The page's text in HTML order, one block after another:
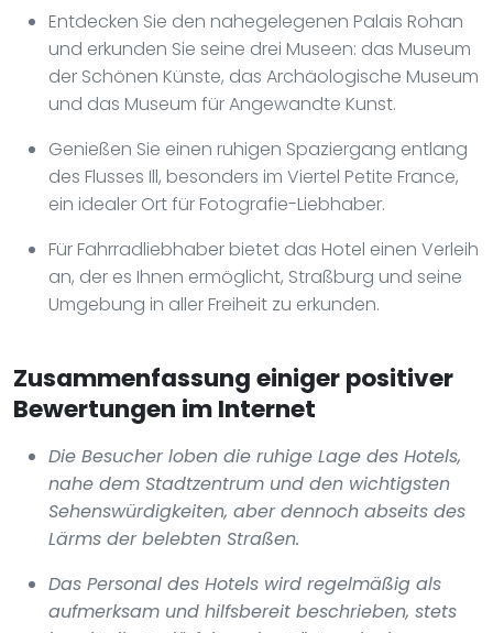
Entdecken Sie den nahegelegenen Palais Rohan
und erkunden Sie seine drei Museen: das Museum
der Schönen Künste, das Archäologische Museum
und das Museum für Angewandte Kunst.
Genießen Sie einen ruhigen Spaziergang entlang
des Flusses Ill, besonders im Viertel Petite France,
ein idealer Ort für Fotografie-Liebhaber.
Für Fahrradliebhaber bietet das Hotel einen Verleih
an, der es Ihnen ermöglicht, Straßburg und seine
Umgebung in aller Freiheit zu erkunden.
Zusammenfassung einiger positiver
Bewertungen im Internet
Die Besucher loben die ruhige Lage des Hotels,
nahe dem Stadtzentrum und den wichtigsten
Sehenswürdigkeiten, aber dennoch abseits des
Lärms der belebten Straßen.
Das Personal des Hotels wird regelmäßig als
aufmerksam und hilfsbereit beschrieben, stets